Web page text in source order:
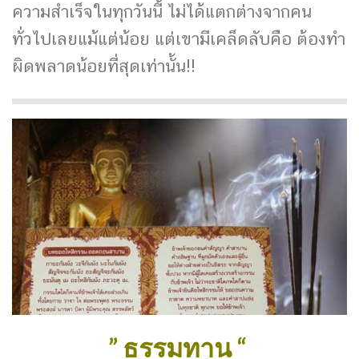
ความสำเร็จในทุกวันนี้ ไม่ได้แตกต่างจากคน
ทั่วไปเลยแม้แต่น้อย แต่เขามีเคล็ดลับคือ ต้องทำ
ผิดพลาดน้อยที่สุดเท่านั้น!!
” ธรรมทาน “